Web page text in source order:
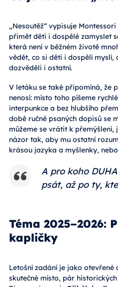
„Nesoutěž“ vypisuje
přimět děti i dospělé zamyslet
která není v běžném životě
vědět, co si děti i dospělí myslí,
dozvěděli i ostatní.
V letáku se také připomíná, že
nenosí: místo toho píšeme
interpunkce a bez hlubšího
době ručně psaných dopisů se
můžeme se vrátit k přemýšlení,
názor tak, aby mu ostatní
krásou jazyka a myšlenky,
A pro koho
psát, až po ty,
Téma 2025–2026:
kapličky
Letošní zadání je jako otevřené
skutečné místo, pár